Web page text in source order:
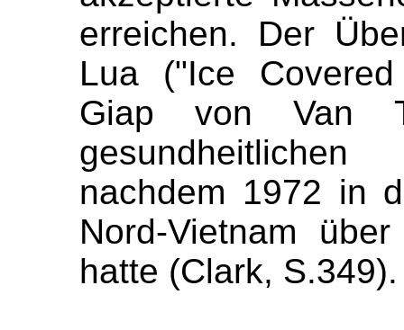
erreichen. Der
Lua ("Ice
Giap von Van
nachdem 1972 in
Nord-Vietnam
hatte (Clark, S.349).